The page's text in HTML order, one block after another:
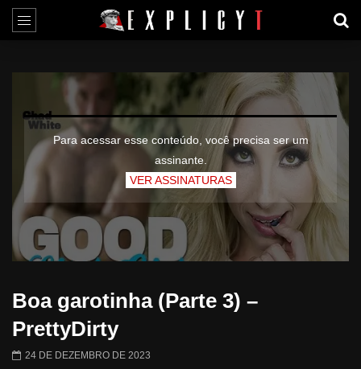
Para acessar esse conteúdo, você precisa ser um
assinante.
VER ASSINATURAS
Boa garotinha (Parte 3) –
PrettyDirty
24 DE DEZEMBRO DE 2023